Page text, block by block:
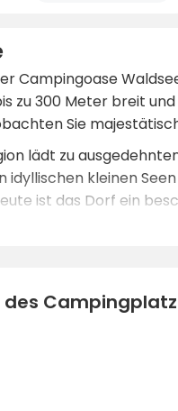
Campingoase
zu 300 Meter breit
Sie
lädt zu
idyllischen kleinen
ist das Dorf ein
beste